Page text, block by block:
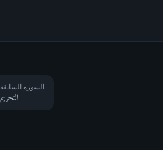
السورة السابقة
التحريم